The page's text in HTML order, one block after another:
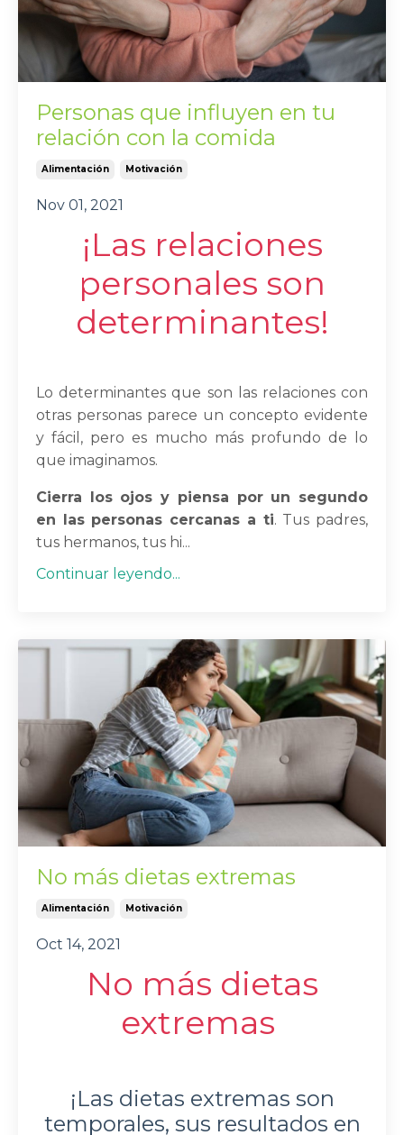
Personas que influyen en tu
relación con la comida
Alimentación Motivación
Nov 01, 2021
¡Las relaciones
personales son
determinantes!
Lo determinantes que son las relaciones con
otras personas parece un concepto evidente
y fácil, pero es mucho más profundo de lo
que imaginamos.
Cierra los ojos y piensa por un segundo
en las personas cercanas a ti. Tus padres,
tus hermanos, tus hi...
Continuar leyendo...
No más dietas extremas
Alimentación Motivación
Oct 14, 2021
No más dietas
extremas
¡Las dietas extremas son
temporales, sus resultados en